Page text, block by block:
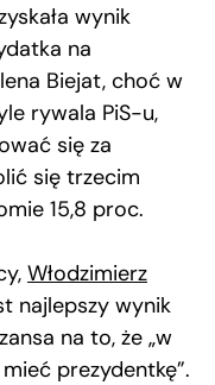
wynik
na
Biejat, choć w
rywala PiS-u,
się za
się trzecim
15,8 proc.
Włodzimierz
najlepszy wynik
na to, że „w
prezydentkę”.